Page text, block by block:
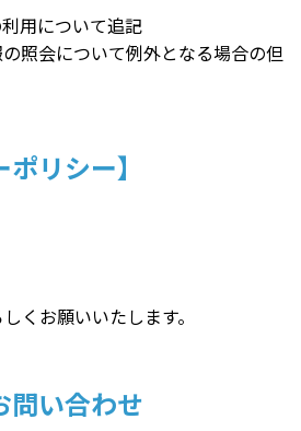
用について追記
照会について例外となる場合の但
リシー】
くお願いいたします。
問い合わせ